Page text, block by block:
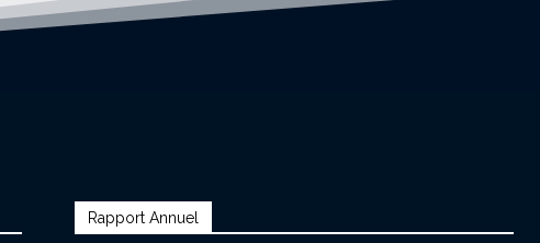
Rapport Annuel